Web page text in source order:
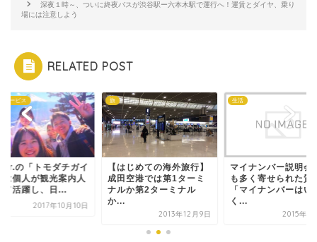
深夜１時～、ついに終夜バスが渋谷駅ー六本木駅で運行へ！運賃とダイヤ、乗り
場には注意しよう
RELATED POST
サービス
の「トモダチガイ
は個人が観光案内人
て活躍し、日...
2017年10月10日
旅
【はじめての海外旅行】
成田空港では第1ターミ
ナルか第2ターミナル
か...
2013年12月9日
生活
マイナンバー説明会
も多く寄せられた質
「マイナンバーはい
く...
2015年11